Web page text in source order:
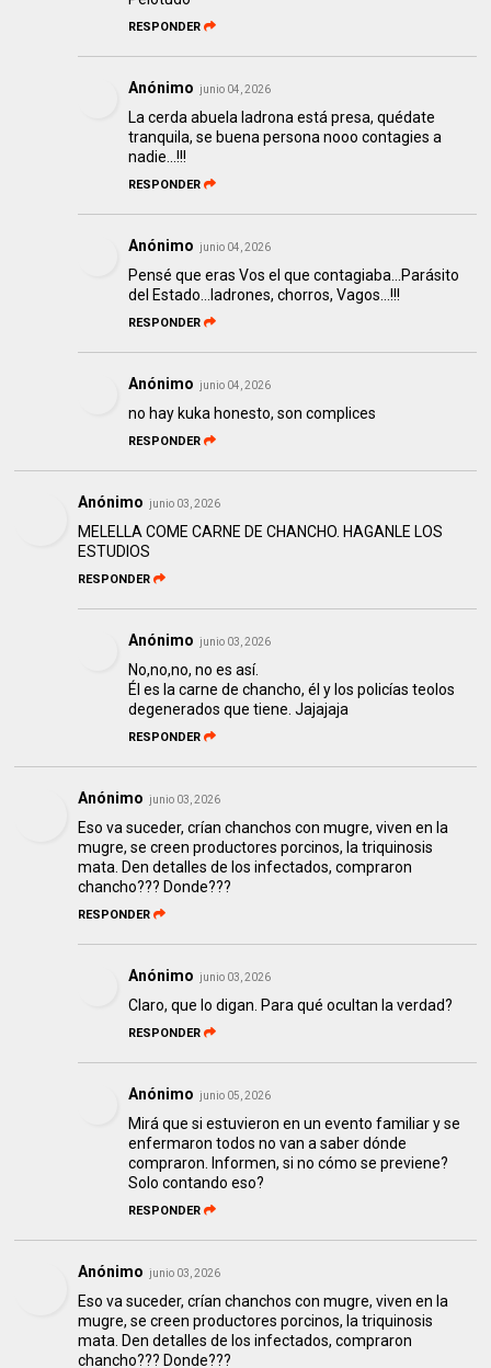
RESPONDER
Anónimo junio 04, 2026
La cerda abuela ladrona está presa, quédate
tranquila, se buena persona nooo contagies a
nadie...!!!
RESPONDER
Anónimo junio 04, 2026
Pensé que eras Vos el que contagiaba...Parásito
del Estado...ladrones, chorros, Vagos...!!!
RESPONDER
Anónimo junio 04, 2026
no hay kuka honesto, son complices
RESPONDER
Anónimo junio 03, 2026
MELELLA COME CARNE DE CHANCHO. HAGANLE LOS
ESTUDIOS
RESPONDER
Anónimo junio 03, 2026
No,no,no, no es así.
Él es la carne de chancho, él y los policías teolos
degenerados que tiene. Jajajaja
RESPONDER
Anónimo junio 03, 2026
Eso va suceder, crían chanchos con mugre, viven en la
mugre, se creen productores porcinos, la triquinosis
mata. Den detalles de los infectados, compraron
chancho??? Donde???
RESPONDER
Anónimo junio 03, 2026
Claro, que lo digan. Para qué ocultan la verdad?
RESPONDER
Anónimo junio 05, 2026
Mirá que si estuvieron en un evento familiar y se
enfermaron todos no van a saber dónde
compraron. Informen, si no cómo se previene?
Solo contando eso?
RESPONDER
Anónimo junio 03, 2026
Eso va suceder, crían chanchos con mugre, viven en la
mugre, se creen productores porcinos, la triquinosis
mata. Den detalles de los infectados, compraron
chancho??? Donde???